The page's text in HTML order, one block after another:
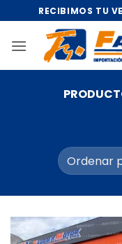
al
contenido
RECIBIMOS TU